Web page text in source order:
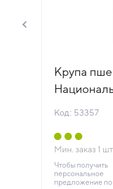
Крупа
Код: 53357
Мин. заказ 1 шт
Чтобы получить
персональное
предложение